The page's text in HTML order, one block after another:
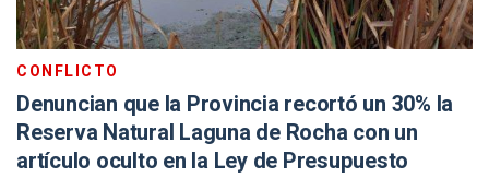
CONFLICTO
Denuncian que la Provincia recortó un 30% la
Reserva Natural Laguna de Rocha con un
artículo oculto en la Ley de Presupuesto